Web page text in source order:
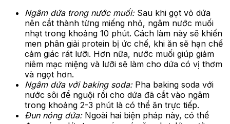
Ngâm dứa trong nước muối: Sau khi gọt vỏ dứa
nên cắt thành từng miếng nhỏ, ngâm nước muối
nhạt trong khoảng 10 phút. Cách làm này sẽ khiến
men phân giải protein bị ức chế, khi ăn sẽ hạn chế
cảm giác rát lưỡi. Hơn nữa, nước muối giúp giảm
niêm mạc miệng và lưỡi sẽ làm cho dứa có vị thơm
và ngọt hơn.
Ngâm dứa với baking soda:Pha baking soda với
nước sôi để nguội rồi cho dứa đã cắt vào ngâm
trong khoảng 2-3 phút là có thể ăn trực tiếp.
Đun nóng dứa:Ngoài hai biện pháp này, có thể